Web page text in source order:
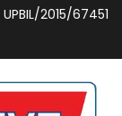
UPBIL/2015/67451